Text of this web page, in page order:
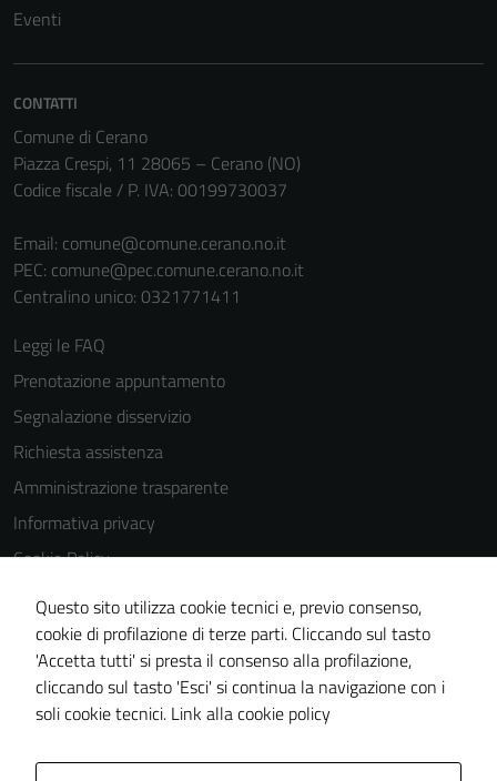
Eventi
CONTATTI
Comune di Cerano
Piazza Crespi, 11 28065 – Cerano (NO)
Codice fiscale / P. IVA: 00199730037
Email: comune@comune.cerano.no.it
PEC: comune@pec.comune.cerano.no.it
Centralino unico: 0321771411
Leggi le FAQ
Prenotazione appuntamento
Segnalazione disservizio
Richiesta assistenza
Amministrazione trasparente
Informativa privacy
Cookie Policy
Note legali
Dichiarazione di accessibilità
Piano di miglioramento del sito
Meccanismo di feedback
Questo sito utilizza cookie tecnici e, previo consenso,
cookie di profilazione di terze parti. Cliccando sul tasto
'Accetta tutti' si presta il consenso alla profilazione,
cliccando sul tasto 'Esci' si continua la navigazione con i
soli cookie tecnici. Link alla cookie policy
possono
non raccolgono
informazioni